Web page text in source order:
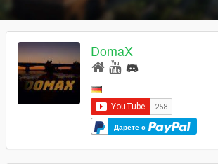
DomaX
Дарете с